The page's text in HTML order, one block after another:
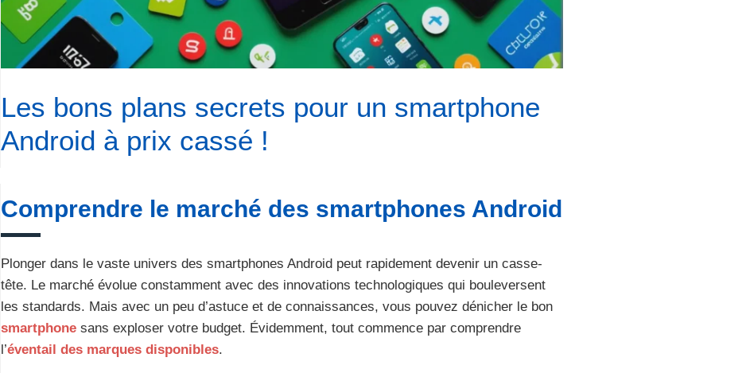
Les bons plans secrets pour un smartphone
Android à prix cassé !
Comprendre le marché des smartphones Android
Plonger dans le vaste univers des smartphones Android peut rapidement devenir un casse-
tête. Le marché évolue constamment avec des innovations technologiques qui bouleversent
les standards. Mais avec un peu d’astuce et de connaissances, vous pouvez dénicher le bon
smartphone sans exploser votre budget. Évidemment, tout commence par comprendre
l’éventail des marques disponibles.